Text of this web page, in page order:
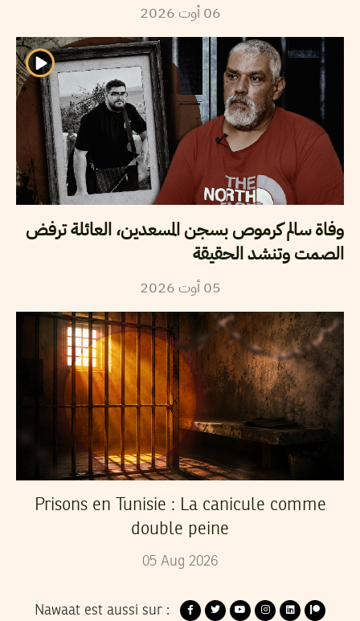
06 أوت2026
وفاة سالم كرموص بسجن المسعدين، العائلة ترفض
الصمت وتنشد الحقيقة
05 أوت2026
Prisons en Tunisie : La canicule comme
double peine
05 Aug 2026
Nawaat est aussi sur :